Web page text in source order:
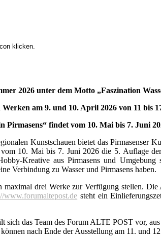
klicken.
2026 unter dem Motto „Faszination
am 9. und 10. April 2026 von 11 bis
Pirmasens“ findet vom 10. Mai bis 7. Juni
Kunstschauen bietet das
10. Mai bis 7. Juni 2026 die 5. Auflage
Kreative aus Pirmasens und
Verbindung zu Wasser und Pirmasens haben.
maximal drei Werke zur Verfügung stellen.
www.forumaltepost.de steht ein
sich das Team des Forum ALTE POST vor,
nach Ende der Ausstellung am 11.